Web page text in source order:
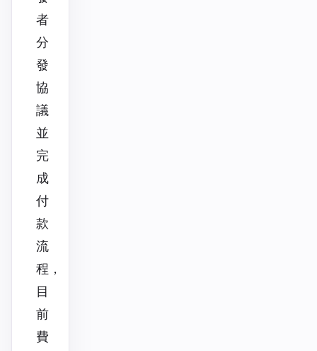
者
分
發
協
議
並
完
成
付
款
流
程，
目
前
費